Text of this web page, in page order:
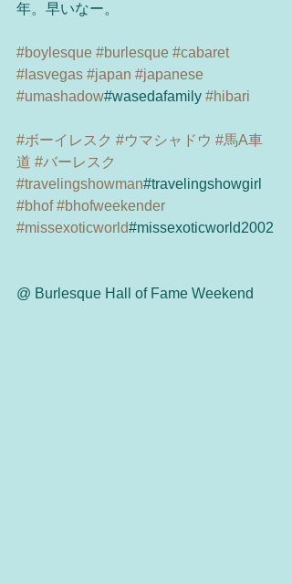
年。早いなー。
#boylesque #burlesque #cabaret
#lasvegas #japan #japanese
#umashadow#wasedafamily #hibari
#ボーイレスク #ウマシャドウ #馬A車
道 #バーレスク
#travelingshowman#travelingshowgirl
#bhof #bhofweekender
#missexoticworld#missexoticworld2002
@ Burlesque Hall of Fame Weekend